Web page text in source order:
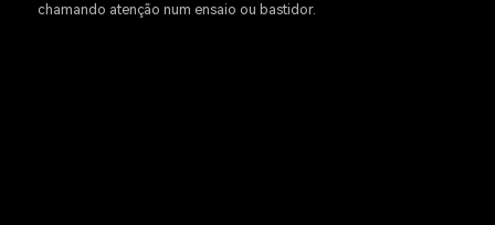
chamando atenção num ensaio ou bastidor.